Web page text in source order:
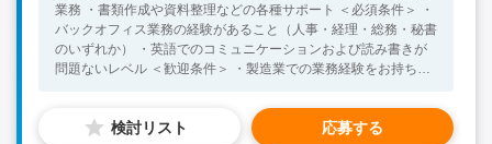
業務 ・書類作成や資料整理などの各種サポート ＜必須条件＞ ・
バックオフィス業務の経験があること（人事・経理・総務・秘書
のいずれか） ・英語でのコミュニケーションおよび読み書きが
問題ないレベル ＜歓迎条件＞ ・製造業での業務経験をお持ちの
検討リスト 応募する